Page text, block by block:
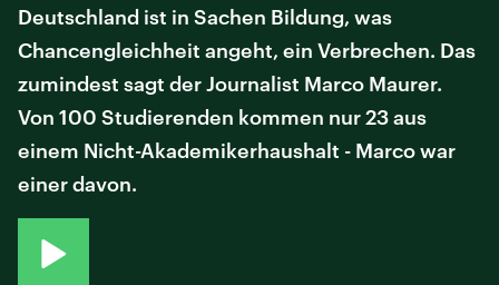
Deutschland ist in Sachen Bildung, was
Chancengleichheit angeht, ein Verbrechen. Das
zumindest sagt der Journalist Marco Maurer.
Von 100 Studierenden kommen nur 23 aus
einem Nicht-Akademikerhaushalt - Marco war
einer davon.